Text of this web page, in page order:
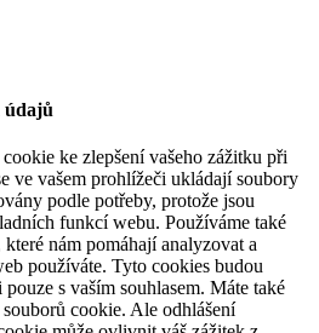
údajů
ke zlepšení vašeho zážitku při
ve vašem prohlížeči ukládají soubory
podle potřeby, protože jsou
funkcí webu. Používáme také
nám pomáhají analyzovat a
používáte. Tyto cookies budou
s vaším souhlasem. Máte také
cookie. Ale odhlášení